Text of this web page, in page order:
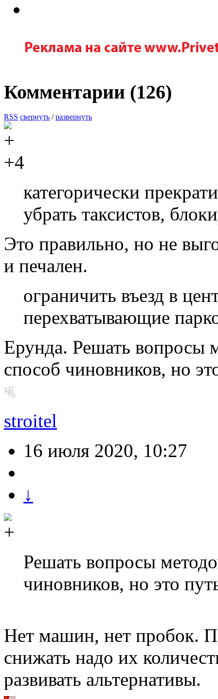
Комментарии (126)
RSS свернуть /развернуть
+4
категорически
убрать таксистов,
Это правильно, но не
и печален.
ограничить въезд в
перехватывающие
Ерунда. Решать вопросы
способ чиновников, но
stroitel
16 июля 2020, 10:27
↓
Решать вопросы
чиновников, но это
Нет машин, нет пробок.
снижать надо их
развивать альтернативы.